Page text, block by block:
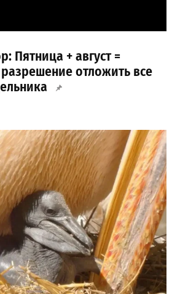
Пятница + август =
отложить все